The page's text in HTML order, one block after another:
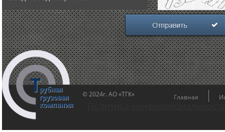
© 2024г. АО «ТГК»
Политика
Главная